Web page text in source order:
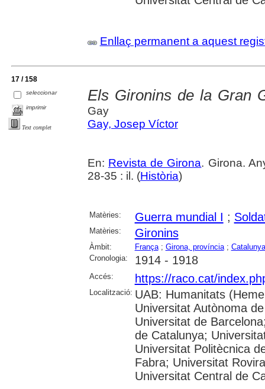
Enllaç permanent a aquest
17 / 158
seleccionar
imprimir
Text complet
Els Gironins de la Gran
Gay
Gay, Josep Víctor
En: Revista de Girona. Girona.
28-35 : il. (Història)
Matèries: Guerra mundial I ;
Matèries: Gironins
Àmbit: França; Girona, província; Catalunya
Cronologia:
1914 - 1918
Accés: https://raco.cat/
Localització: UAB: Humanitats
Universitat Autònoma
Universitat de
de Catalunya;
Universitat Politècnica
Fabra; Universitat
Universitat Central de